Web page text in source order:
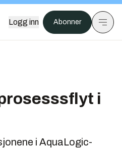
Logg inn Abonner
i
i AquaLogic-